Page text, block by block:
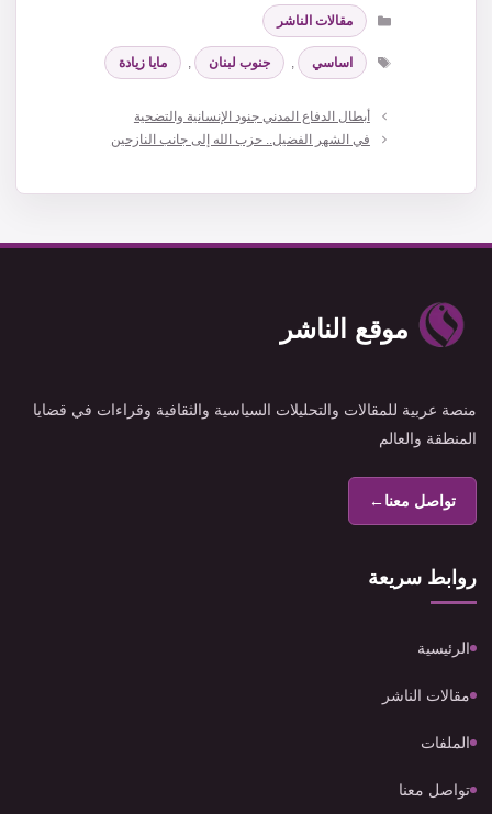
التصنيفات
مقالات الناشر
الوسوم
اساسي , جنوب لبنان , مايا زيادة
أبطال الدفاع المدني جنود الإنسانية والتضحية
في الشهر الفضيل.. حزب الله إلى جانب النازحين
موقع الناشر
منصة عربية للمقالات والتحليلات السياسية والثقافية وقراءات في قضايا
المنطقة والعالم
تواصل معنا←
روابط سريعة
الرئيسية
مقالات الناشر
الملفات
تواصل معنا